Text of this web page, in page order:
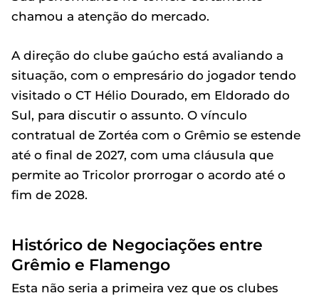
chamou a atenção do mercado.
A direção do clube gaúcho está avaliando a
situação, com o empresário do jogador tendo
visitado o CT Hélio Dourado, em Eldorado do
Sul, para discutir o assunto. O vínculo
contratual de Zortéa com o Grêmio se estende
até o final de 2027, com uma cláusula que
permite ao Tricolor prorrogar o acordo até o
fim de 2028.
Histórico de Negociações entre
Grêmio e Flamengo
Esta não seria a primeira vez que os clubes